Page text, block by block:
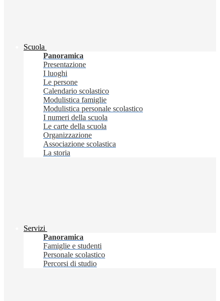
Scuola
Panoramica
Presentazione
I luoghi
Le persone
Calendario scolastico
Modulistica famiglie
Modulistica personale scolastico
I numeri della scuola
Le carte della scuola
Organizzazione
Associazione scolastica
La storia
Servizi
Panoramica
Famiglie e studenti
Personale scolastico
Percorsi di studio